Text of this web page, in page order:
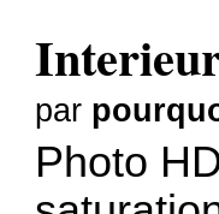
par
Photo